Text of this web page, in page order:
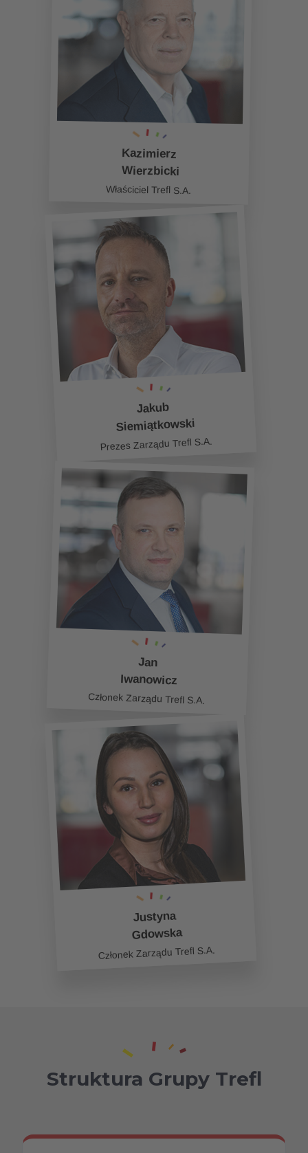
Kazimierz
Wierzbicki
Właściciel Trefl S.A.
Jakub
Siemiątkowski
Prezes Zarządu Trefl S.A.
Jan
Iwanowicz
Członek Zarządu Trefl S.A.
Justyna
Gdowska
Członek Zarządu Trefl S.A.
Struktura Grupy Trefl